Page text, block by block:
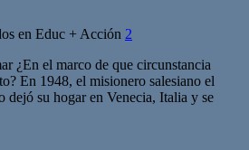
en Educ + Acción 2
¿En el marco de que circunstancia
En 1948, el misionero salesiano el
dejó su hogar en Venecia, Italia y se